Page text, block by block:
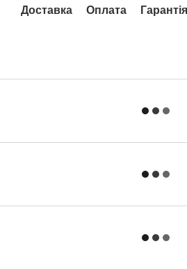
Доставка
Оплата Гарантія